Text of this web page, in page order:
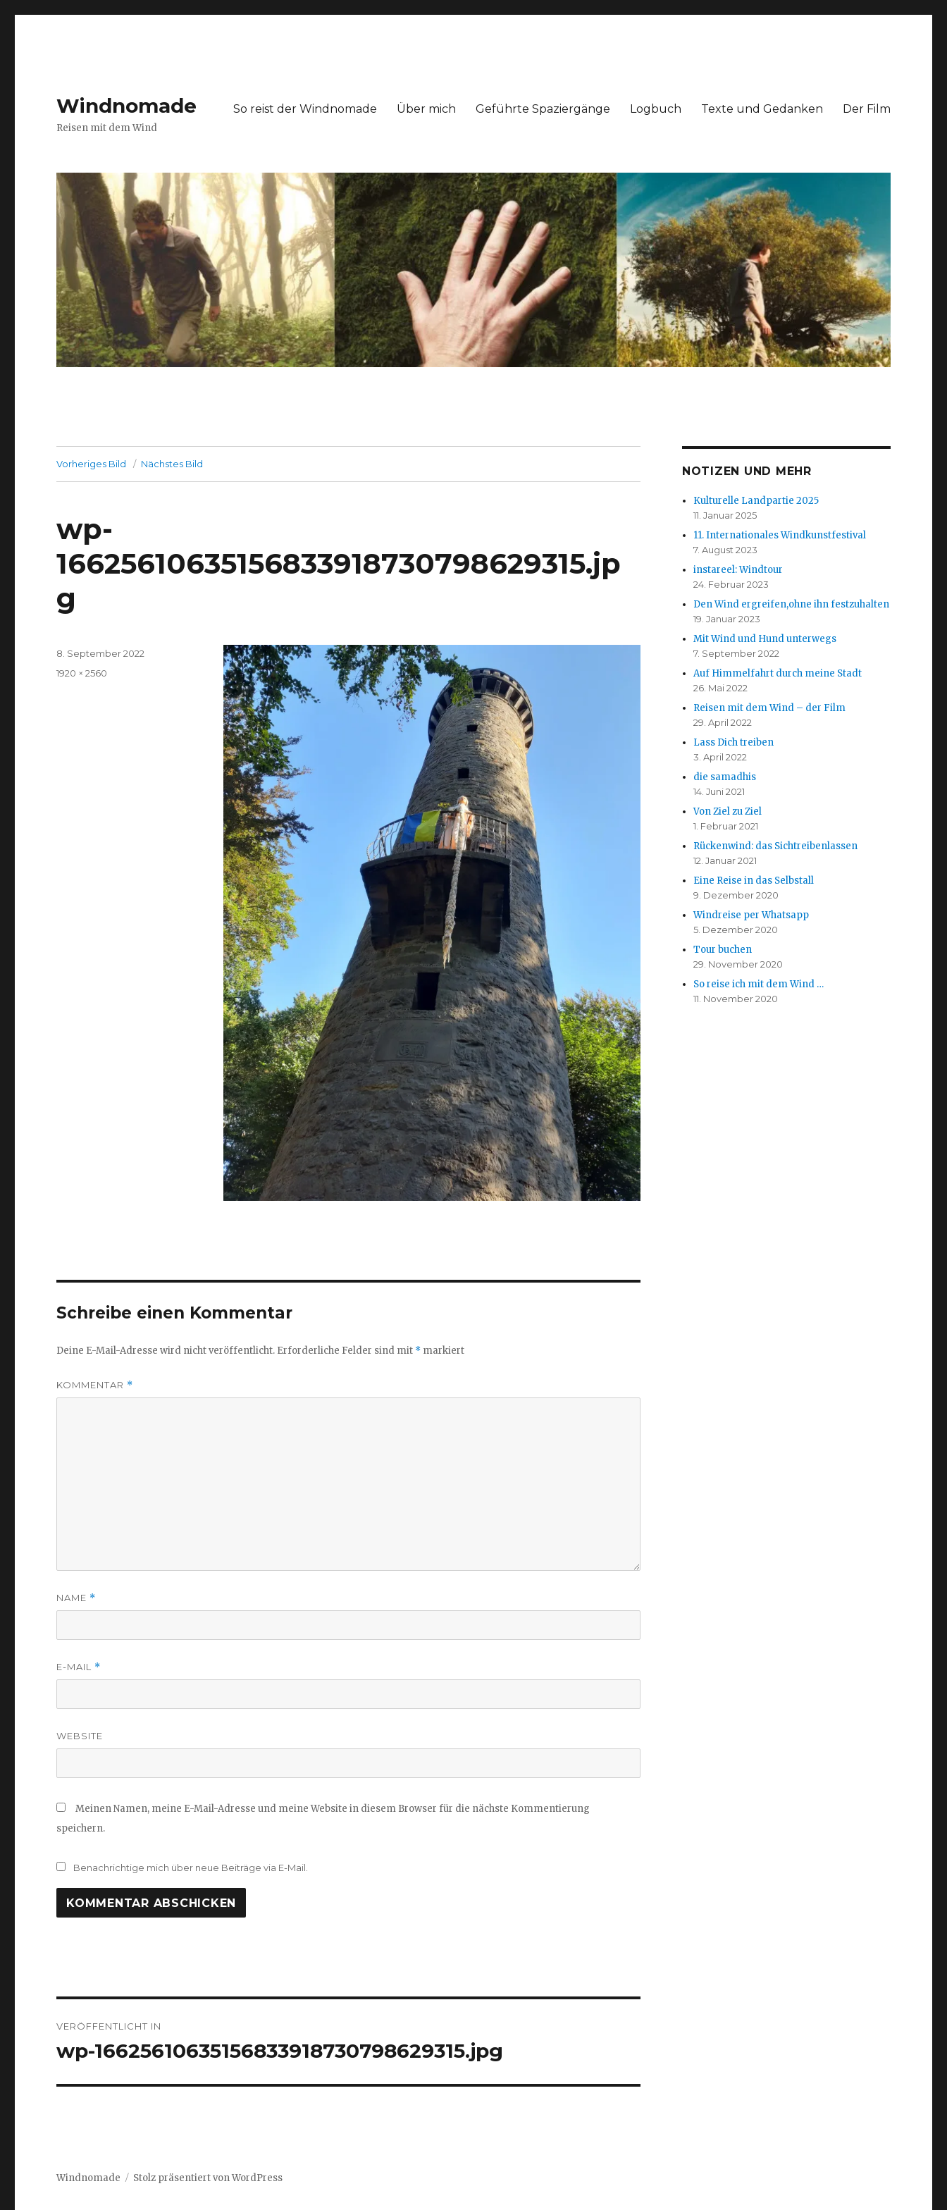
Windnomade
Reisen mit dem Wind
So reist der Windnomade Über mich Geführte Spaziergänge Logbuch Texte und Gedanken Der Film
Vorheriges Bild Nächstes Bild
wp-
16625610635156833918730798629315.jp
g
Veröffentlicht
8. September 2022
Volle
1920 × 2560
Schreibe einen Kommentar
Deine E-Mail-Adresse wird nicht veröffentlicht. Erforderliche Felder sind mit * markiert
KOMMENTAR *
NAME *
E-MAIL *
WEBSITE
Meinen Namen, meine E-Mail-Adresse und meine Website in diesem Browser für die nächste Kommentierung
speichern.
Benachrichtige mich über neue Beiträge via E-Mail.
Navigation
VERÖFFENTLICHT IN
wp-16625610635156833918730798629315.jpg
NOTIZEN UND MEHR
Kulturelle Landpartie 2025
11. Januar 2025
11. Internationales Windkunstfestival
7. August 2023
instareel: Windtour
24. Februar 2023
Den Wind ergreifen,ohne ihn festzuhalten
19. Januar 2023
Mit Wind und Hund unterwegs
7. September 2022
Auf Himmelfahrt durch meine Stadt
26. Mai 2022
Reisen mit dem Wind – der Film
29. April 2022
Lass Dich treiben
3. April 2022
die samadhis
14. Juni 2021
Von Ziel zu Ziel
1. Februar 2021
Rückenwind: das Sichtreibenlassen
12. Januar 2021
Eine Reise in das Selbstall
9. Dezember 2020
Windreise per Whatsapp
5. Dezember 2020
Tour buchen
29. November 2020
So reise ich mit dem Wind …
11. November 2020
Windnomade Stolz präsentiert von WordPress